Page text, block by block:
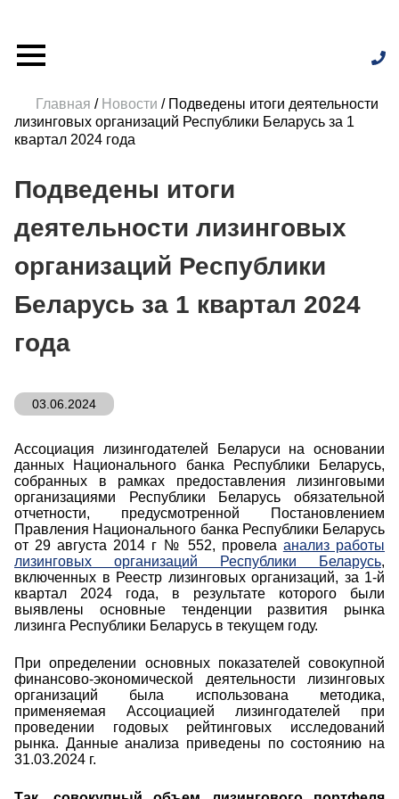
Главная/ Новости /Подведены итоги
деятельности лизинговых организаций Республики
Беларусь за 1 квартал 2024 года
Подведены итоги
деятельности лизинговых
организаций Республики
Беларусь за 1 квартал 2024
года
03.06.2024
Ассоциация лизингодателей Беларуси на основании
данных Национального банка Республики Беларусь,
собранных в рамках предоставления лизинговыми
организациями Республики Беларусь обязательной
отчетности, предусмотренной Постановлением
Правления Национального банка Республики
Беларусь от 29 августа 2014 г № 552, провелаанализ
работы лизинговых организаций Республики
Беларусь, включенных в Реестр лизинговых
организаций,за1-йквартал 2024года, в результате
которого были выявлены основные тенденции
развития рынка лизинга Республики Беларусь в
текущем году.
При определении основных показателей совокупной
финансово-экономической деятельности лизинговых
организаций была использована методика,
применяемая Ассоциацией лизингодателей при
проведении годовых рейтинговых исследований
31.03.2024 г.
Нам важно Ваше мнение. Здесь Вы
можете отправить предложения о
совершенствовании работы сайта
Отправить